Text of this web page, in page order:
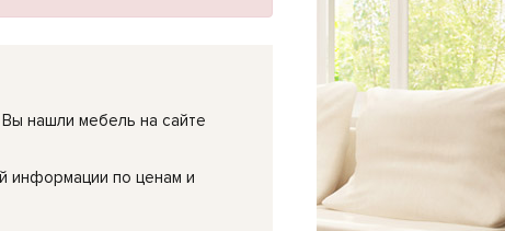
нашли мебель на сайте
информации по ценам и